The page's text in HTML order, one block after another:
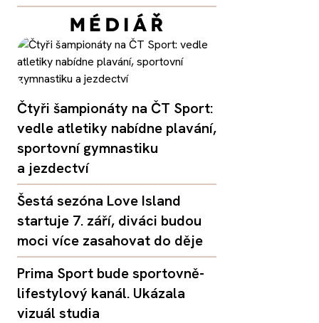
Čtyři šampionáty na ČT Sport:
vedle atletiky nabídne plavání,
sportovní gymnastiku
a jezdectví
Šestá sezóna Love Island
startuje 7. září, diváci budou
moci více zasahovat do děje
Prima Sport bude sportovně-
lifestylový kanál. Ukázala
vizuál studia